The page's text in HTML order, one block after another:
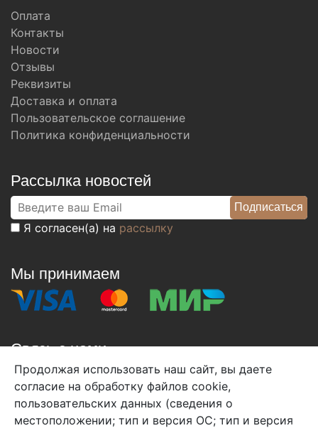
Оплата
Контакты
Новости
Отзывы
Реквизиты
Доставка и оплата
Пользовательское соглашение
Политика конфиденциальности
Рассылка новостей
Я согласен(а) на рассылку
Мы принимаем
Связь с нами
+7 (495) 933-38-08
info@arben-textile.ru- оптовые продажи
Продолжая использовать наш сайт, вы даете
согласие на обработку файлов cookie,
пользовательских данных (сведения о
местоположении; тип и версия ОС; тип и версия